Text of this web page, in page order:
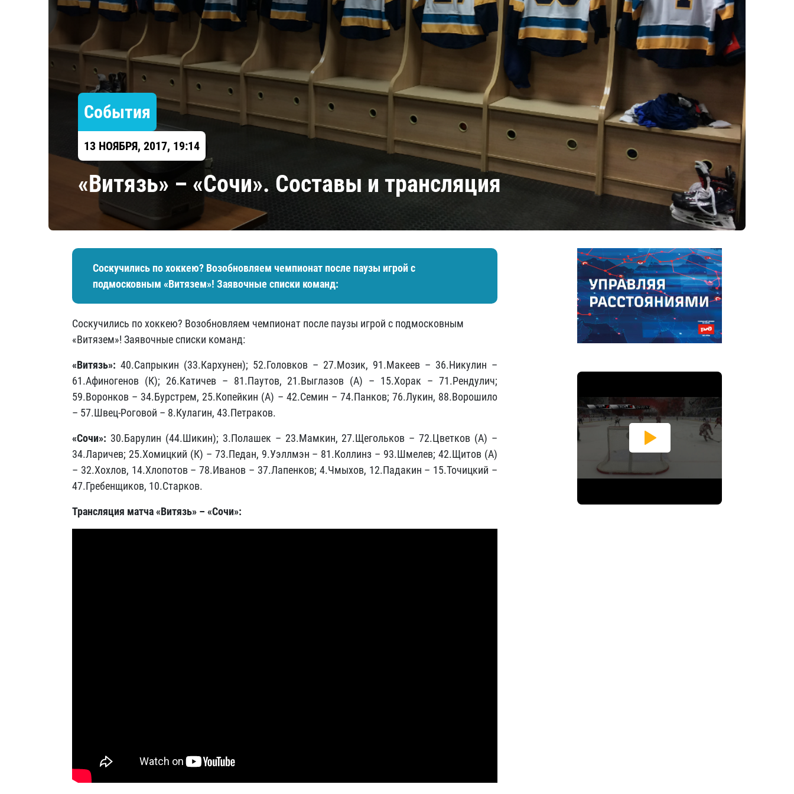
Локомотив
Северсталь
Шанхайские Драконы
Амур
Барыс
Салават Юлаев
Сибирь
События
13 НОЯБРЯ, 2017, 19:14
«Витязь» – «Сочи». Составы и трансляция
Соскучились по хоккею? Возобновляем чемпионат после паузы игрой с
подмосковным «Витязем»! Заявочные списки команд:
Соскучились по хоккею? Возобновляем чемпионат после паузы игрой с подмосковным
«Витязем»! Заявочные списки команд:
«Витязь»: 40.Сапрыкин (33.Кархунен); 52.Головков – 27.Мозик, 91.Макеев – 36.Никулин –
61.Афиногенов (К); 26.Катичев – 81.Паутов, 21.Выглазов (А) – 15.Хорак – 71.Рендулич;
59.Воронков – 34.Бурстрем, 25.Копейкин (А) – 42.Семин – 74.Панков; 76.Лукин, 88.Ворошило
– 57.Швец-Роговой – 8.Кулагин, 43.Петраков.
«Сочи»: 30.Барулин (44.Шикин); 3.Полашек – 23.Мамкин, 27.Щегольков – 72.Цветков (А) –
34.Ларичев; 25.Хомицкий (К) – 73.Педан, 9.Уэллмэн – 81.Коллинз – 93.Шмелев; 42.Щитов (А)
– 32.Хохлов, 14.Хлопотов – 78.Иванов – 37.Лапенков; 4.Чмыхов, 12.Падакин – 15.Точицкий –
47.Гребенщиков, 10.Старков.
Трансляция матча «Витязь» – «Сочи»: